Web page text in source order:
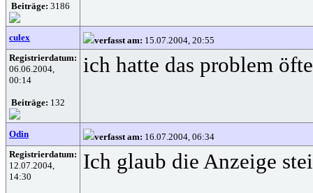
Beiträge: 3186
culex verfasst am: 15.07.2004, 20:55
Registrierdatum:
06.06.2004,
00:14
Beiträge: 132
ich hatte das problem
Odin verfasst am: 16.07.2004, 06:34
Registrierdatum:
12.07.2004,
14:30
Ich glaub die Anzeige